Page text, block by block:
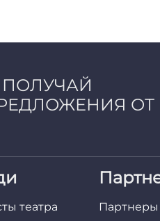
ОТ
театра
Партнеры